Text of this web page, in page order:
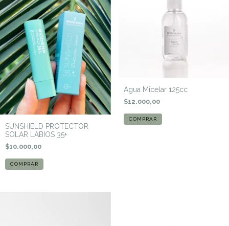
SUNSHIELD PROTECTOR
SOLAR LABIOS 35+
$10.000,00
Agua Micelar 125cc
$12.000,00